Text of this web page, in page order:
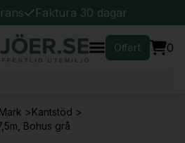
Faktura 30 dagar
Offert 0
>Kantstöd >
Bohus grå